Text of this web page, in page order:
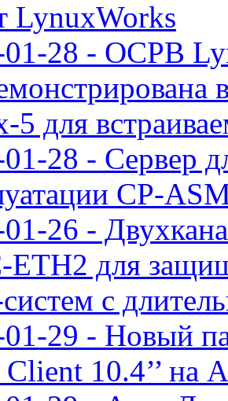
LynuxWorks
01-28 - ОСРВ
5 для
28 - Сервер
CP-
26 -
ETH2 для
с
29 - Новый
10.4’’ на